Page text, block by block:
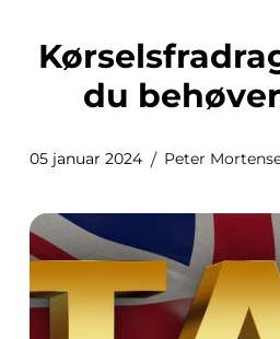
Kørselsfradrag: Alt hvad
du
05 januar 2024 Peter